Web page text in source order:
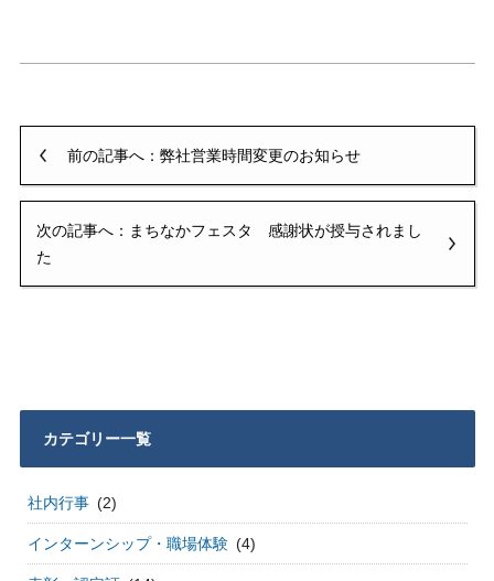
前の記事へ：弊社営業時間変更のお知らせ
次の記事へ：まちなかフェスタ 感謝状が授与されまし
た
カテゴリー一覧
社内行事 (2)
インターンシップ・職場体験 (4)